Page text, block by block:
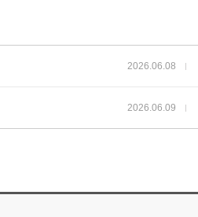
2026.06.08
2026.06.09